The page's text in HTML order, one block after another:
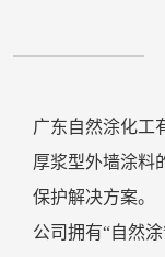
广东自然涂化工
厚浆型外墙涂料
保护解决方案。
公司拥有“自然